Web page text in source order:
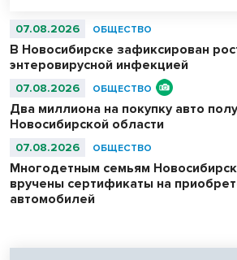
07.08.2026 ОБЩЕСТВО
В Новосибирске зафиксирован
энтеровирусной инфекцией
07.08.2026 ОБЩЕСТВО
Два миллиона на покупку авто
Новосибирской области
07.08.2026 ОБЩЕСТВО
Многодетным семьям
вручены сертификаты на
автомобилей